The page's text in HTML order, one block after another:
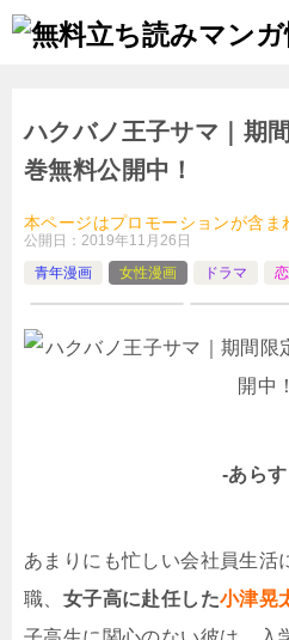
ハクバノ王子サマ｜期
巻無料公開中！
本ページはプロモーションが含ま
公開日： 2019年11月26日
青年漫画
女性漫画 ドラマ
-あら
あまりにも忙しい会社員生活
職、 女子高に赴任した小津晃